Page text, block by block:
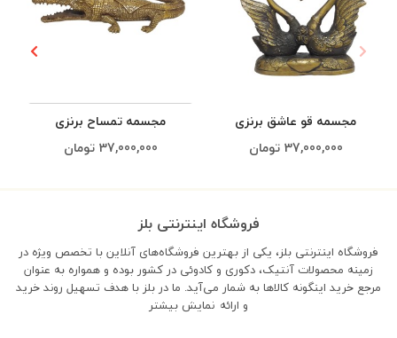
مجسمه قو عاشق برنزی
37,000,000 تومان
مجسمه تمساح برنزی
37,000,000 تومان
فروشگاه اینترنتی بلز
فروشگاه اینترنتی بلز، یکی از بهترین فروشگاه‌های آنلاین با تخصص ویژه در
زمینه محصولات آنتیک، دکوری و کادوئی در کشور بوده و همواره به عنوان
مرجع خرید اینگونه کالاها به شمار می‌آید. ما در بلز با هدف تسهیل روند خرید
و ارائه نمایش بیشتر